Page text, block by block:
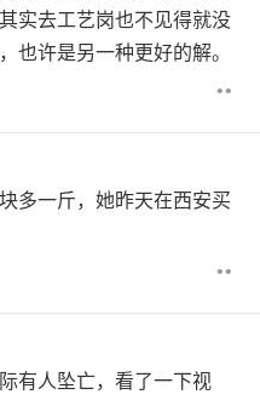
实去工艺岗也不见得就没
也许是另一种更好的解。
••
多一斤，她昨天在西安买
••
有人坠亡，看了一下视